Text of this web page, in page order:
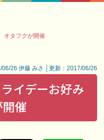
オタフクが開催
26 伊藤 みさ │更新：2017/06/26
イデーお好み
催